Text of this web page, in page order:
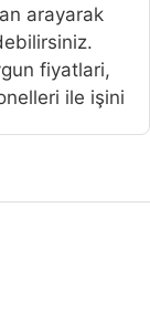
arayarak
fiyatlari,
ile işini